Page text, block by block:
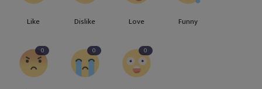
Like Dislike Love Funny
0 0 0